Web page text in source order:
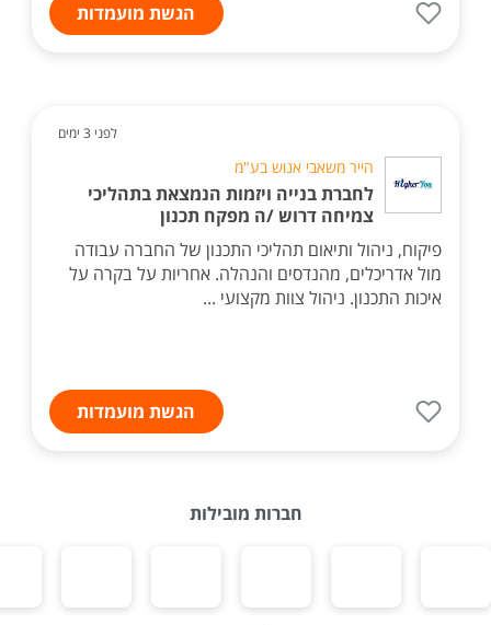
הגשת מועמדות
לפני 3 ימים
הייר משאבי אנוש בע"מ
לחברת בנייה ויזמות הנמצאת בתהליכי
צמיחה דרוש /ה מפקח תכנון
פיקוח, ניהול ותיאום תהליכי התכנון של החברה עבודה
מול אדריכלים, מהנדסים והנהלה. אחריות על בקרה על
איכות התכנון. ניהול צוות מקצועי ...
הגשת מועמדות
חברות מובילות